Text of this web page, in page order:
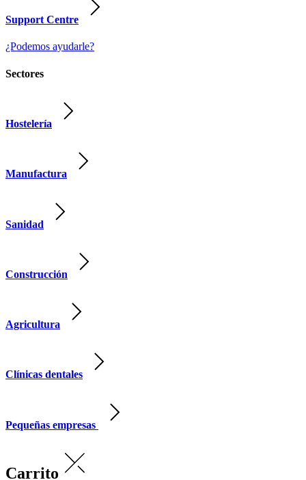
Support Centre
¿Podemos ayudarle?
Sectores
Hostelería
Manufactura
Sanidad
Construcción
Agricultura
Clínicas dentales
Pequeñas empresas
Carrito